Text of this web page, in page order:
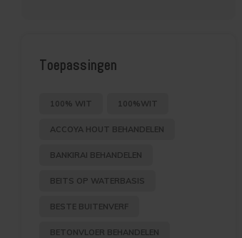
Toepassingen
100% WIT 100%WIT
ACCOYA HOUT BEHANDELEN
BANKIRAI BEHANDELEN
BEITS OP WATERBASIS
BESTE BUITENVERF
BETONVLOER BEHANDELEN